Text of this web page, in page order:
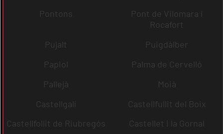
Pontons
Pont de Vilomara i
Rocafort
Pujalt
Puigdàlber
Papiol
Palma de Cervelló
Pallejà
Moià
Castellgalí
Castellfullit del Boix
Castellfollit de Riubregós
Castellet i la Gornal